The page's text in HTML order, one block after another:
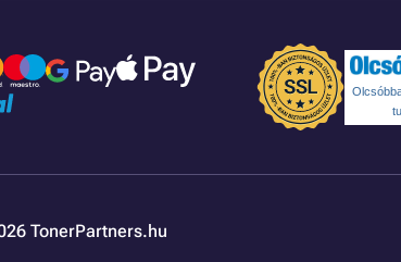
TonerPartners.hu